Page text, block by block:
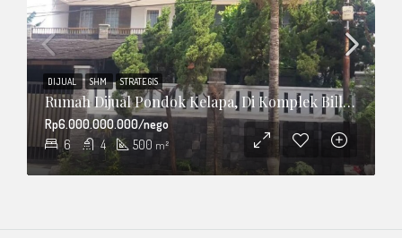
Rumah Dijual Pondok Kelapa, Di Komplek Billymon, Duren Sawit, Jakarta Timur
6 4 500 m²
Rp6.000.000.000/nego
DIJUAL SHM STRATEGIS